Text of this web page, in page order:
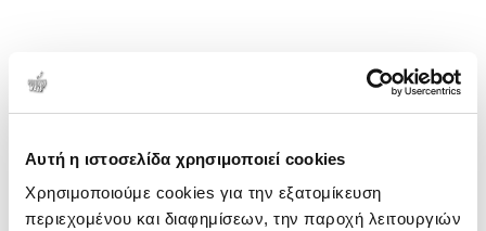
Αυτή η ιστοσελίδα χρησιμοποιεί cookies
Χρησιμοποιούμε cookies για την εξατομίκευση
περιεχομένου και διαφημίσεων, την παροχή λειτουργιών